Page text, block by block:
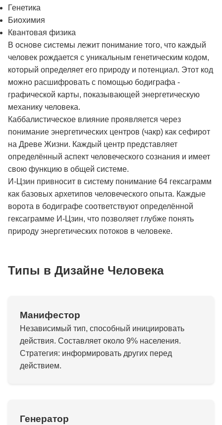
Генетика
Биохимия
Квантовая физика
В основе системы лежит понимание того, что каждый
человек рождается с уникальным генетическим кодом,
который определяет его природу и потенциал. Этот код
можно расшифровать с помощью бодиграфа -
графической карты, показывающей энергетическую
механику человека.
Каббалистическое влияние проявляется через
понимание энергетических центров (чакр) как сефирот
на Древе Жизни. Каждый центр представляет
определённый аспект человеческого сознания и имеет
свою функцию в общей системе.
И-Цзин привносит в систему понимание 64 гексаграмм
как базовых архетипов человеческого опыта. Каждые
ворота в бодиграфе соответствуют определённой
гексаграмме И-Цзин, что позволяет глубже понять
природу энергетических потоков в человеке.
Типы в Дизайне Человека
Манифестор
Независимый тип, способный инициировать
действия. Составляет около 9% населения.
Стратегия: информировать других перед
действием.
Генератор